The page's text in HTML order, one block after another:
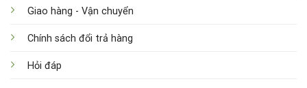
Giao hàng - Vận chuyển
Chính sách đổi trả hàng
Hỏi đáp